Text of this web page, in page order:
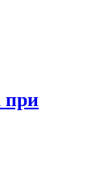
при